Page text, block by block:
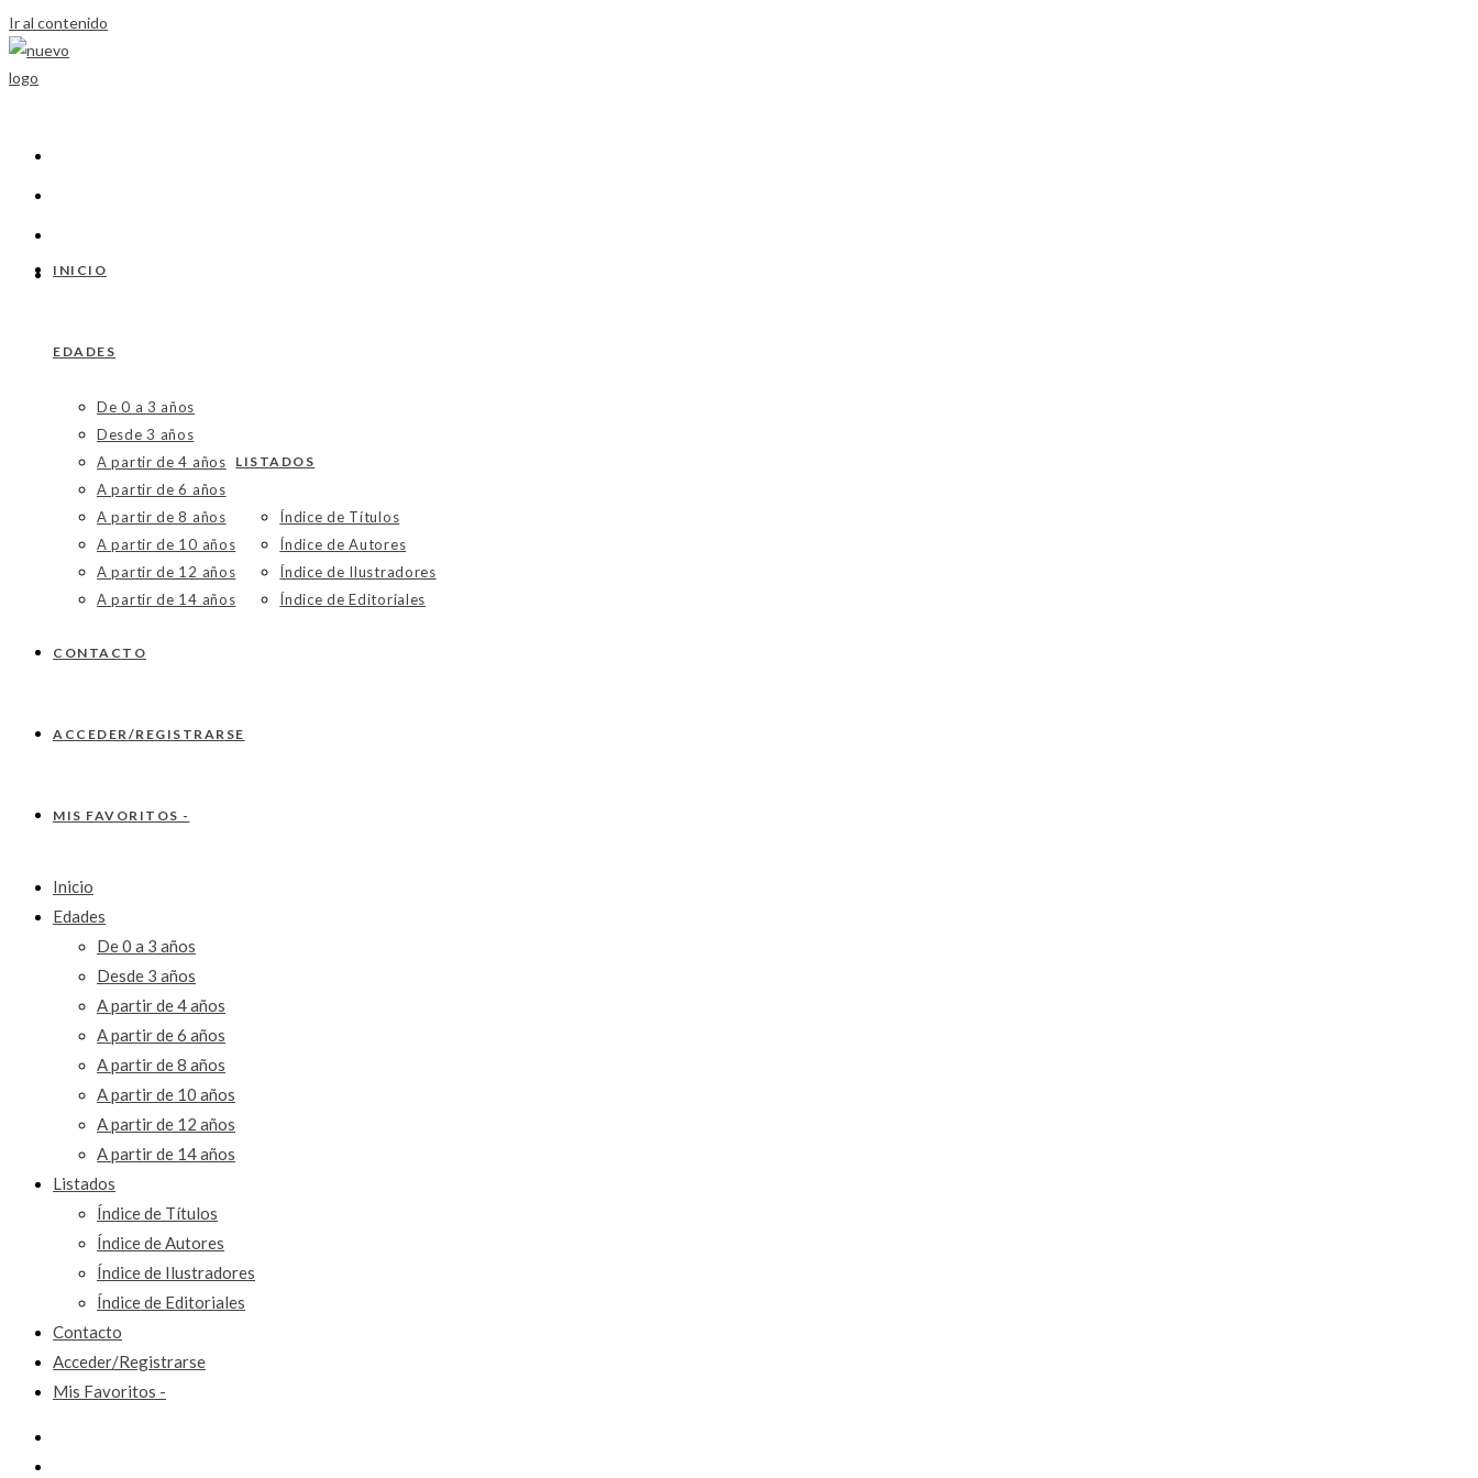
Ir al contenido
INICIO
EDADES
De 0 a 3 años
Desde 3 años
A partir de 4 años
A partir de 6 años
A partir de 8 años
A partir de 10 años
A partir de 12 años
A partir de 14 años
LISTADOS
Índice de Títulos
Índice de Autores
Índice de Ilustradores
Índice de Editoriales
CONTACTO
ACCEDER/REGISTRARSE
MIS FAVORITOS -
Inicio
Edades
De 0 a 3 años
Desde 3 años
A partir de 4 años
A partir de 6 años
A partir de 8 años
A partir de 10 años
A partir de 12 años
A partir de 14 años
Listados
Índice de Títulos
Índice de Autores
Índice de Ilustradores
Índice de Editoriales
Contacto
Acceder/Registrarse
Mis Favoritos -